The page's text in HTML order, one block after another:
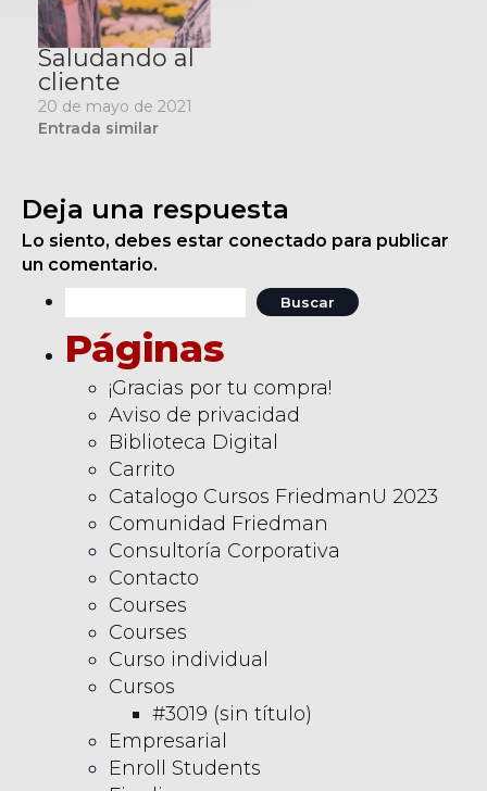
Saludando al
cliente
20 de mayo de 2021
Entrada similar
Deja una respuesta
Lo siento, debes estar conectado para publicar
un comentario.
Páginas
¡Gracias por tu compra!
Aviso de privacidad
Biblioteca Digital
Carrito
Catalogo Cursos FriedmanU 2023
Comunidad Friedman
Consultoría Corporativa
Contacto
Courses
Courses
Curso individual
Cursos
#3019 (sin título)
Empresarial
Enroll Students